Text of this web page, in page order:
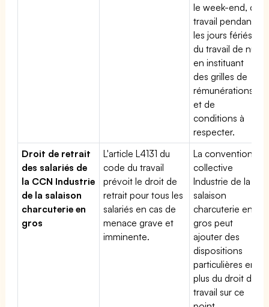
le week-end, du
travail pendant
les jours fériés,
du travail de nuit
en instituant
des grilles de
rémunérations
et de
conditions à
respecter.
Droit de retrait
des salariés de
la CCN Industrie
de la salaison
charcuterie en
gros
L'article L4131 du
code du travail
prévoit le droit de
retrait pour tous les
salariés en cas de
menace grave et
imminente.
La convention
collective
Industrie de la
salaison
charcuterie en
gros peut
ajouter des
dispositions
particulières en
plus du droit du
travail sur ce